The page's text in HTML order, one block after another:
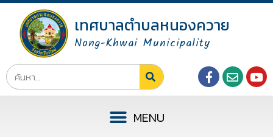
เทศบาลตำบลหนองควาย
Nong-Khwai Municipality